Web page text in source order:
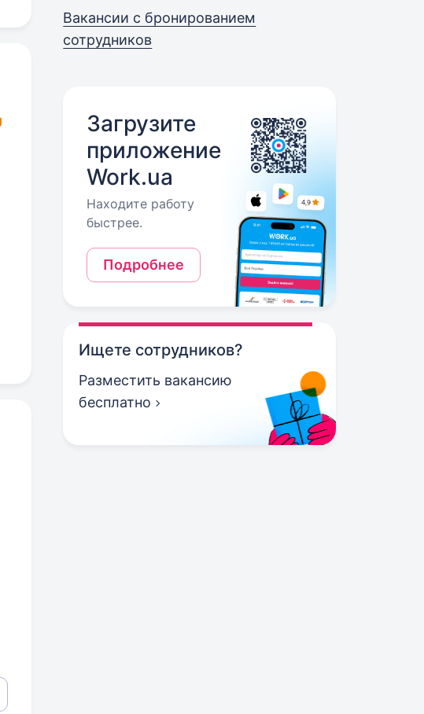
Вакансии с бронированием
сотрудников
Загрузите
приложение
Work.ua
Находите работу
быстрее.
Подробнее
Ищете сотрудников?
Разместить вакансию
бесплатно